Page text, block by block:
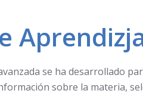
se ha desarrollado
sobre la materia,